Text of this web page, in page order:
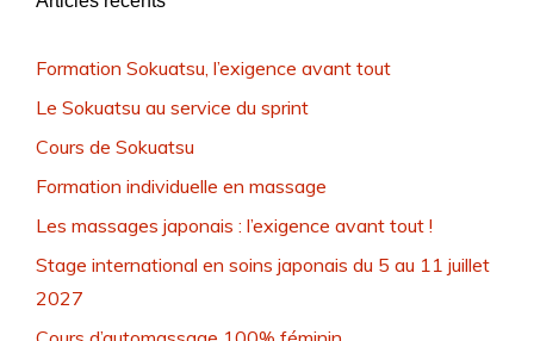
Formation Sokuatsu, l’exigence avant tout
Le Sokuatsu au service du sprint
Cours de Sokuatsu
Formation individuelle en massage
Les massages japonais : l’exigence avant tout !
Stage international en soins japonais du 5 au 11 juillet
2027